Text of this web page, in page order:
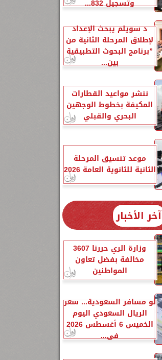
وتسجيل 832...
د سويلم يبحث الإعداد
لإطلاق المرحلة الثانية من
”برنامج البحوث التطبيقية
بين...
ننشر مواعيد القطارات
المكيفة بخطوط الوجهين
البحري والقبلي
موعد تنسيق المرحلة
الثانية للثانوية العامة 2026
آخر الأخبار
وزارة الري حررنا 3607
مخالفة بفضل تعاون
المواطنين
لو مسافر السعودية... سعر
الريال السعودي اليوم
الخميس 6 أغسطس 2026
في...